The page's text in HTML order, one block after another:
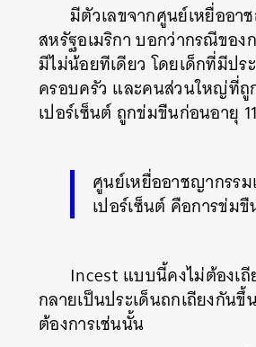
มีตัวเลขจากศูนย์เหยื่ออา
สหรัฐอเมริกา บอกว่ากรณีขอ
มีไม่น้อยทีเดียว โดยเด็กที่มีป
ครอบครัว และคนส่วนใหญ่ที่ถู
เปอร์เซ็นต์ ถูกข่มขืนก่อนอายุ
ศูนย์เหยื่ออาชญากรร
เปอร์เซ็นต์ คือการข่ม
Incest แบบนี้คงไม่ต้องเ
กลายเป็นประเด็นถกเถียงกัน
ต้องการเช่นนั้น